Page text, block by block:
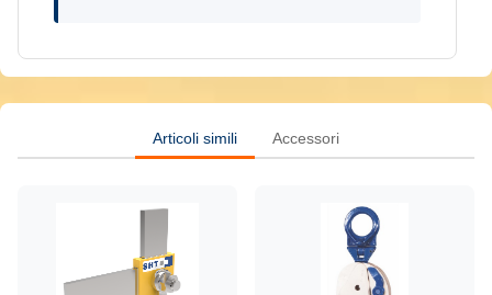
Articoli simili Accessori